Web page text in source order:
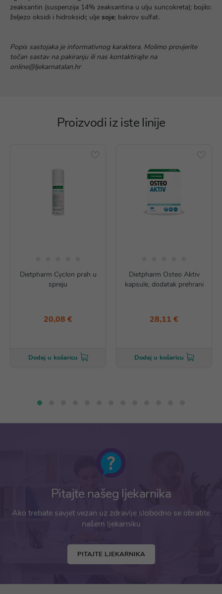
zeaksantin (suspenzija 14% zeaksantina u ulju suncokreta); bojilo:
željezo oksidi i hidroksidi; ulje soje; bakrov sulfat.
Popis sastojaka je informativnog karaktera. Molimo provjerite
točan sastav na pakiranju ili nas kontaktirajte na
online@ljekarnatalan.hr
Proizvodi iz iste linije
Dietpharm Cyclon prah u
spreju
20,08 €
Dodaj u košaricu
Dietpharm Osteo Aktiv
kapsule, dodatak prehrani
28,11 €
Dodaj u košaricu
Pitajte našeg ljekarnika
Ako trebate savjet vezan uz zdravlje slobodno se obratite
našem ljekarniku
PITAJTE LJEKARNIKA